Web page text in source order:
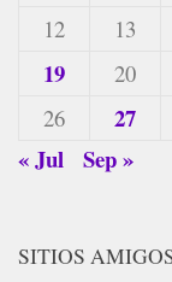
12 13
19
20
26 27
« Jul Sep »
SITIOS